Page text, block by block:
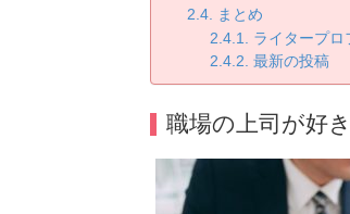
まとめ
ライタープロ
最新の投稿
職場の上司が好